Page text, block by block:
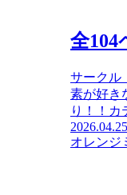
全
サークル
素が好き
り！！カ
2026.04.25
オレンジ